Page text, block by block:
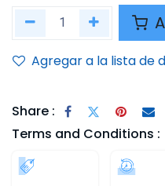
Agregar a la lista de
Share :
Terms and Conditions :